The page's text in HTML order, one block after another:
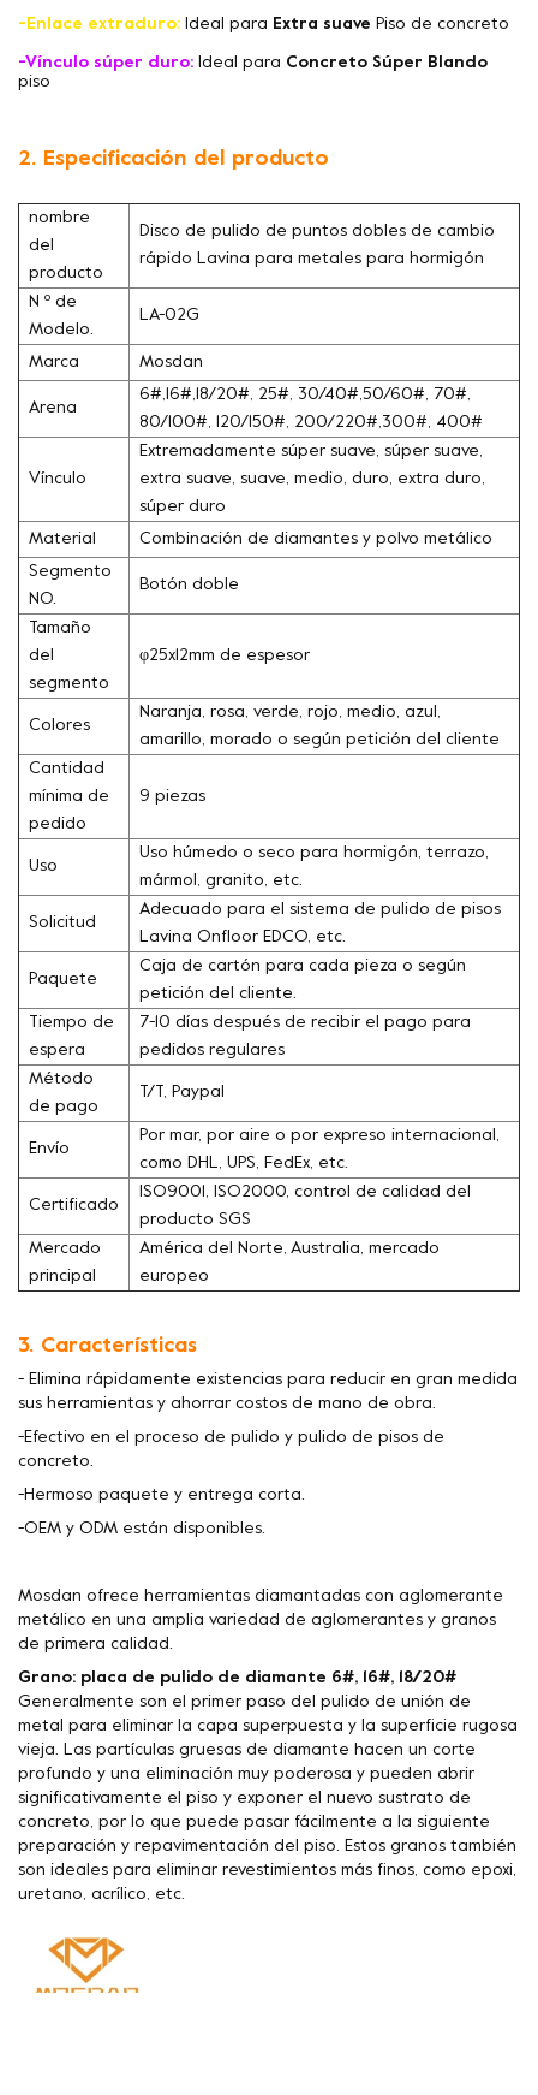
-Enlace extraduro: Ideal para Extra suave Piso de concreto
-Vínculo súper duro: Ideal para Concreto Súper Blando
piso
2. Especificación del producto
nombre
del
producto
Disco de pulido de puntos dobles de cambio
rápido Lavina para metales para hormigón
N º de
Modelo.
LA-02G
Marca Mosdan
Arena
6#,16#,18/20#, 25#, 30/40#,50/60#, 70#,
80/100#, 120/150#, 200/220#,300#, 400#
Vínculo
Extremadamente súper suave, súper suave,
extra suave, suave, medio, duro, extra duro,
súper duro
Material Combinación de diamantes y polvo metálico
Segmento
NO.
Botón doble
Tamaño
del
segmento
φ25x12mm de espesor
Colores
Naranja, rosa, verde, rojo, medio, azul,
amarillo, morado o según petición del cliente
Cantidad
mínima de
pedido
9 piezas
Uso
Uso húmedo o seco para hormigón, terrazo,
mármol, granito, etc.
Solicitud
Adecuado para el sistema de pulido de pisos
Lavina Onfloor EDCO, etc.
Paquete
Caja de cartón para cada pieza o según
petición del cliente.
Tiempo de
espera
7-10 días después de recibir el pago para
pedidos regulares
Método
de pago
T/T, Paypal
Envío
Por mar, por aire o por expreso internacional,
como DHL, UPS, FedEx, etc.
Certificado
ISO9001, ISO2000, control de calidad del
producto SGS
Mercado
principal
América del Norte, Australia, mercado
europeo
3. Características
- Elimina rápidamente existencias para reducir en gran medida
sus herramientas y ahorrar costos de mano de obra.
-Efectivo en el proceso de pulido y pulido de pisos de
concreto.
-Hermoso paquete y entrega corta.
-OEM y ODM están disponibles.
Mosdan ofrece herramientas diamantadas con aglomerante
metálico en una amplia variedad de aglomerantes y granos
de primera calidad.
Grano: placa de pulido de diamante 6#, 16#, 18/20#
Generalmente son el primer paso del pulido de unión de
metal para eliminar la capa superpuesta y la superficie rugosa
vieja. Las partículas gruesas de diamante hacen un corte
profundo y una eliminación muy poderosa y pueden abrir
significativamente el piso y exponer el nuevo sustrato de
concreto, por lo que puede pasar fácilmente a la siguiente
preparación y repavimentación del piso. Estos granos también
son ideales para eliminar revestimientos más finos, como epoxi,
uretano, acrílico, etc.